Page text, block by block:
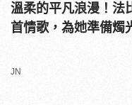
溫柔的平凡浪漫！法
首情歌，為她準備燭
JN